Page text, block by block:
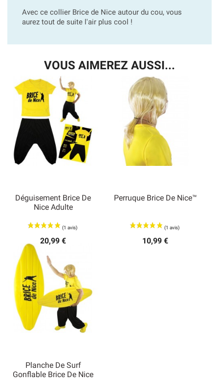
Avec ce collier Brice de Nice autour du cou, vous
aurez tout de suite l'air plus cool !
VOUS AIMEREZ AUSSI...
Déguisement Brice De
Nice Adulte
20,99 €
Perruque Brice De Nice™
10,99 €
Planche De Surf
Gonflable Brice De Nice